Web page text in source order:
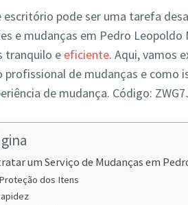
escritório pode ser uma tarefa
e mudanças em Pedro Leopoldo
tranquilo e eficiente. Aqui, vamos
de mudanças e como
de mudança. Código:
um Serviço de Mudanças em
dos Itens